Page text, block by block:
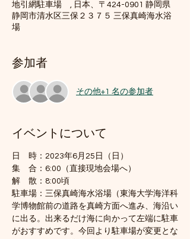
地引網駐車場 , 日本、〒424-0901 静岡県
静岡市清水区三保２３７５ 三保真崎海水浴
場
参加者
その他+1 名の参加者
イベントについて
日　時：2023年6月25日（日）
集　合：6:00（直接現地会場へ）
解　散：8:00頃
駐車場：三保真崎海水浴場（東海大学海洋科
学博物館前の道路を真崎方面へ進み、海沿い
に出る。出来るだけ海に向かって左端に駐車
がおすすめです。今回より駐車場が変更とな